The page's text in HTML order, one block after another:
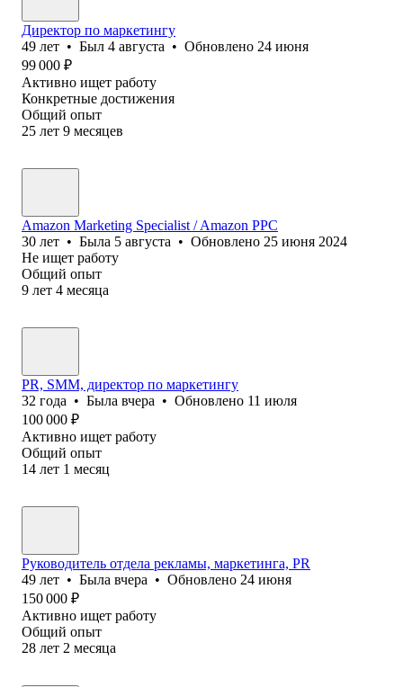
Директор по маркетингу
49 лет • Был 4 августа • Обновлено 24 июня
99 000 ₽
Активно ищет работу
Конкретные достижения
Общий опыт
25 лет 9 месяцев
Amazon Marketing Specialist / Amazon PPC
30 лет • Была 5 августа • Обновлено 25 июня 2024
Не ищет работу
Общий опыт
9 лет 4 месяца
PR, SMM, директор по маркетингу
32 года • Была вчера • Обновлено 11 июля
100 000 ₽
Активно ищет работу
Общий опыт
14 лет 1 месяц
Руководитель отдела рекламы, маркетинга, PR
49 лет • Была вчера • Обновлено 24 июня
150 000 ₽
Активно ищет работу
Общий опыт
28 лет 2 месяца